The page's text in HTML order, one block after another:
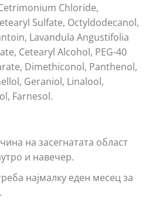
Chloride,
Sulfate, Octyldodecanol,
Lavandula Angustifolia
Cetearyl Alcohol, PEG-40
Dimethiconol, Panthenol,
Geraniol, Linalool,
Farnesol.
на засегнатата област
и навечер.
најмалку еден месец за